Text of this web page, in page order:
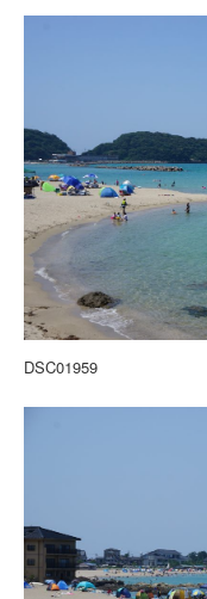
DSC01959